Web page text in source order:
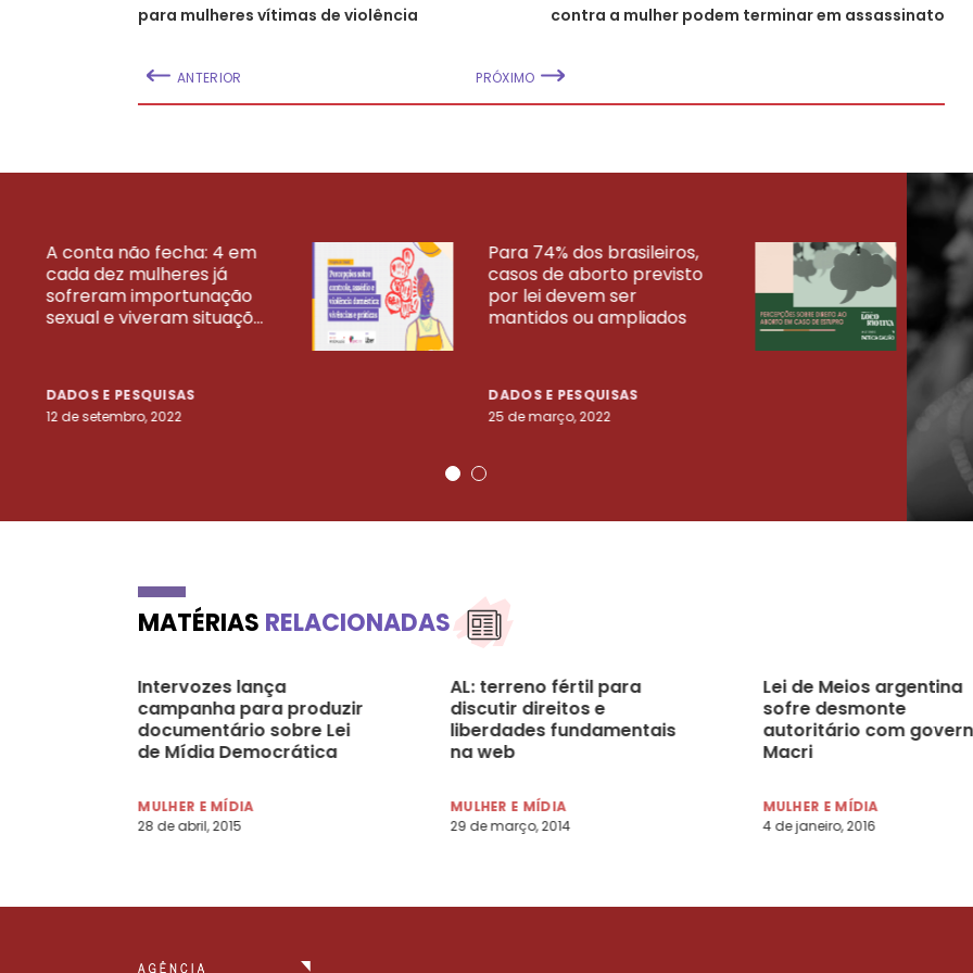
para mulheres vítimas de violência
ANTERIOR
contra a mulher podem terminar em assassinato
PRÓXIMO
A conta não fecha: 4 em
cada dez mulheres já
sofreram importunação
sexual e viveram situaçõ...
DADOS E PESQUISAS
12 de setembro, 2022
Para 74% dos brasileiros,
casos de aborto previsto
por lei devem ser
mantidos ou ampliados
DADOS E PESQUISAS
25 de março, 2022
23
VEJA MAIS PESQUISAS
MATÉRIAS RELACIONADAS
Intervozes lança
campanha para produzir
documentário sobre Lei
de Mídia Democrática
MULHER E MÍDIA
28 de abril, 2015
AL: terreno fértil para
discutir direitos e
liberdades fundamentais
na web
MULHER E MÍDIA
29 de março, 2014
Lei de Meios argentina
sofre desmonte
autoritário com
Macri
MULHER E MÍDIA
4 de janeiro, 2016